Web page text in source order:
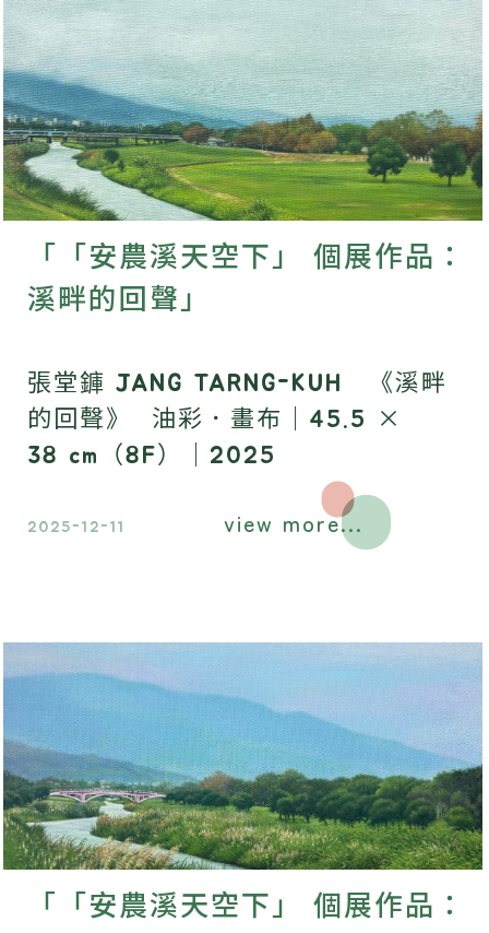
「「安農溪天空下」 個展作品：
溪畔的回聲」
張堂龲 JANG TARNG-KUH 《溪畔
的回聲》 油彩．畫布｜45.5 ×
38 cm（8F）｜2025
2025-12-11 view more...
「「安農溪天空下」 個展作品：